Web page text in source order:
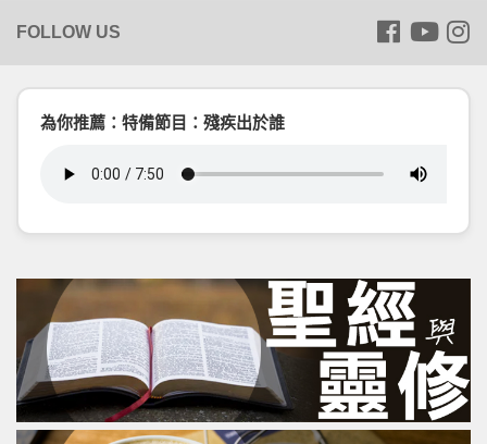
為你推薦：特備節目：殘疾出於誰